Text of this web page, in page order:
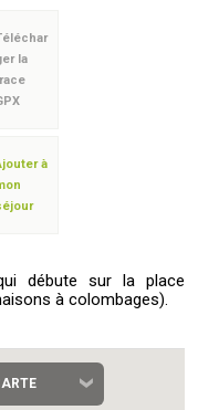
la
à
débute sur la place
à colombages).